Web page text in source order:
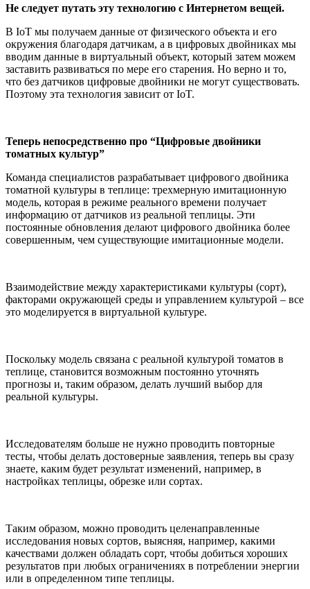
Не следует путать эту технологию с Интернетом вещей.
В IoT мы получаем данные от физического объекта и его
окружения благодаря датчикам, а в цифровых двойниках мы
вводим данные в виртуальный объект, который затем можем
заставить развиваться по мере его старения. Но верно и то,
что без датчиков цифровые двойники не могут существовать.
Поэтому эта технология зависит от IoT.
Теперь непосредственно про “Цифровые двойники
томатных культур”
Команда специалистов разрабатывает цифрового двойника
томатной культуры в теплице: трехмерную имитационную
модель, которая в режиме реального времени получает
информацию от датчиков из реальной теплицы. Эти
постоянные обновления делают цифрового двойника более
совершенным, чем существующие имитационные модели.
Взаимодействие между характеристиками культуры (сорт),
факторами окружающей среды и управлением культурой – все
это моделируется в виртуальной культуре.
Поскольку модель связана с реальной культурой томатов в
теплице, становится возможным постоянно уточнять
прогнозы и, таким образом, делать лучший выбор для
реальной культуры.
Исследователям больше не нужно проводить повторные
тесты, чтобы делать достоверные заявления, теперь вы сразу
знаете, каким будет результат изменений, например, в
настройках теплицы, обрезке или сортах.
Таким образом, можно проводить целенаправленные
исследования новых сортов, выясняя, например, какими
качествами должен обладать сорт, чтобы добиться хороших
результатов при любых ограничениях в потреблении энергии
или в определенном типе теплицы.